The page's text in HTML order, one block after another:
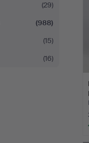
(29)
(988)
(15)
(16)